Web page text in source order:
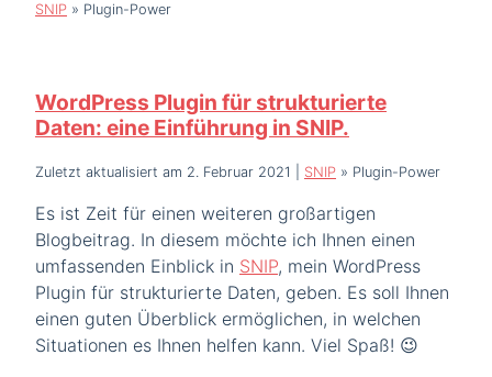
SNIP » Plugin-Power
WordPress Plugin für strukturierte
Daten: eine Einführung in SNIP.
Zuletzt aktualisiert am 2. Februar 2021 SNIP » Plugin-Power
Es ist Zeit für einen weiteren großartigen
Blogbeitrag. In diesem möchte ich Ihnen einen
umfassenden Einblick in SNIP, mein WordPress
Plugin für strukturierte Daten, geben. Es soll Ihnen
einen guten Überblick ermöglichen, in welchen
Situationen es Ihnen helfen kann. Viel Spaß! 😉